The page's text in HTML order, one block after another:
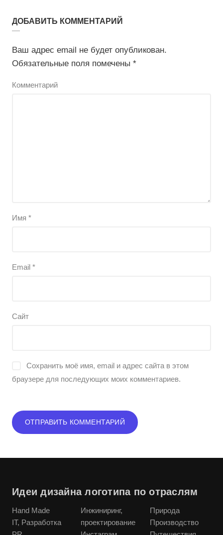
ДОБАВИТЬ КОММЕНТАРИЙ
Ваш адрес email не будет опубликован.
Обязательные поля помечены *
Комментарий
Имя *
Email *
Сайт
Сохранить моё имя, email и адрес сайта в этом
браузере для последующих моих комментариев.
Идеи дизайна логотипа по отраслям
Hand Made
IT, Разработка
Инжиниринг,
проектирование
Природа
Производство